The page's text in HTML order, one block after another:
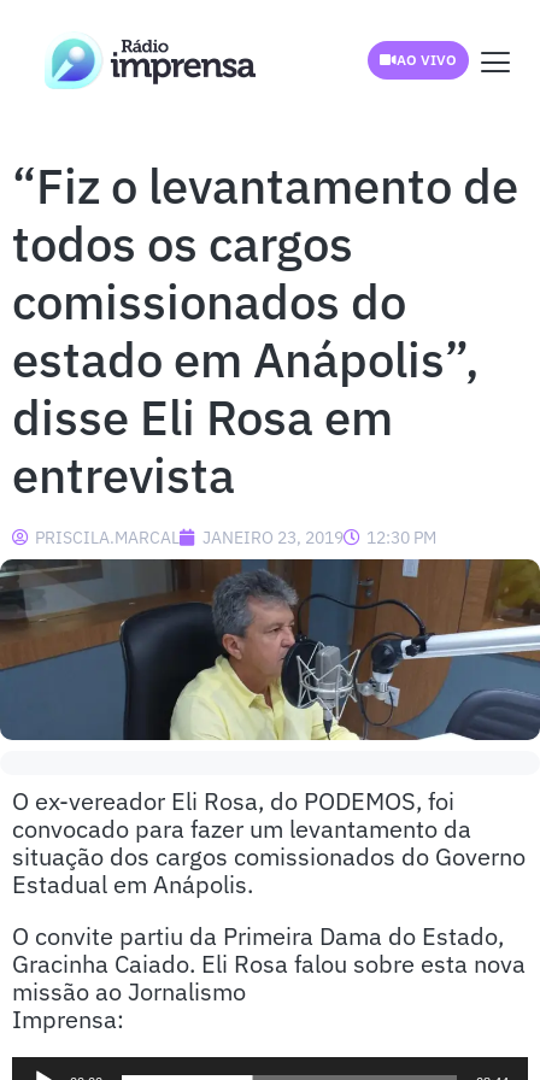
AO VIVO
“Fiz o levantamento de
todos os cargos
comissionados do
estado em Anápolis”,
disse Eli Rosa em
entrevista
PRISCILA.MARCAL JANEIRO 23, 2019 12:30 PM
O ex-vereador Eli Rosa, do PODEMOS, foi
convocado para fazer um levantamento da
situação dos cargos comissionados do Governo
Estadual em Anápolis.
O convite partiu da Primeira Dama do Estado,
Gracinha Caiado. Eli Rosa falou sobre esta nova
missão ao Jornalismo
Imprensa:
Tocador